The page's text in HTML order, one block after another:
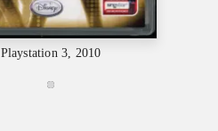
Playstation 3, 2010